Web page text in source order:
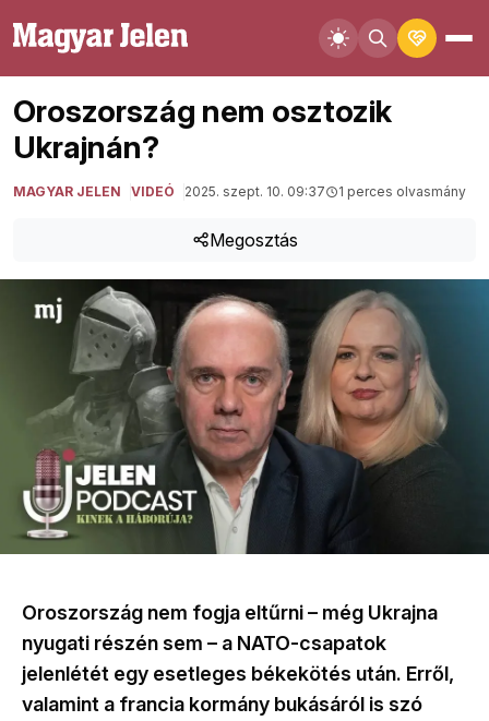
Oroszország nem osztozik
Ukrajnán?
MAGYAR JELEN VIDEÓ 2025. szept. 10. 09:37 1 perces olvasmány
Megosztás
Oroszország nem fogja eltűrni – még Ukrajna
nyugati részén sem – a NATO-csapatok
jelenlétét egy esetleges békekötés után. Erről,
valamint a francia kormány bukásáról is szó